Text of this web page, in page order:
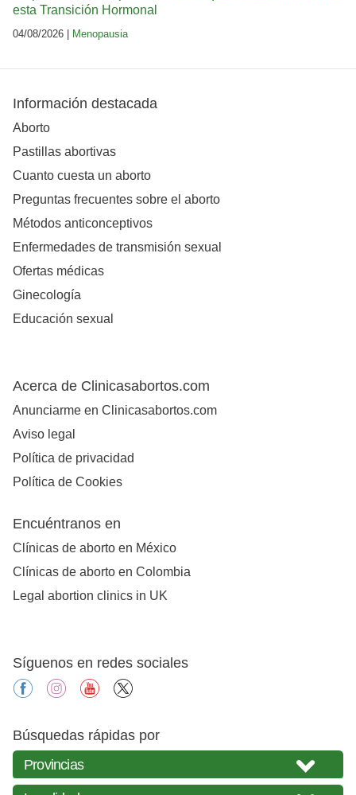
esta Transición Hormonal
04/08/2026 | Menopausia
Información destacada
Aborto
Pastillas abortivas
Cuanto cuesta un aborto
Preguntas frecuentes sobre el aborto
Métodos anticonceptivos
Enfermedades de transmisión sexual
Ofertas médicas
Ginecología
Educación sexual
Acerca de Clinicasabortos.com
Anunciarme en Clinicasabortos.com
Aviso legal
Política de privacidad
Política de Cookies
Encuéntranos en
Clínicas de aborto en México
Clínicas de aborto en Colombia
Legal abortion clinics in UK
Síguenos en redes sociales
facebookinstagramyoutube
Búsquedas rápidas por